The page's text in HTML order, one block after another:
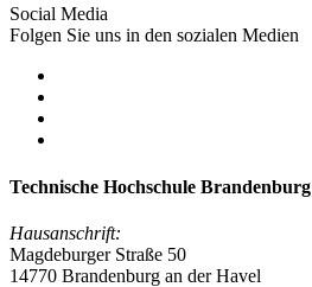
Social Media
Folgen Sie uns in den sozialen Medien
Technische Hochschule Brandenburg
Hausanschrift:
Magdeburger Straße 50
14770 Brandenburg an der Havel